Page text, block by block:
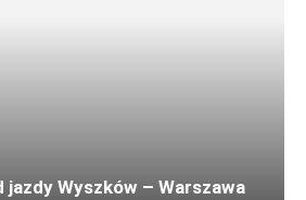
jazdy Wyszków – Warszawa